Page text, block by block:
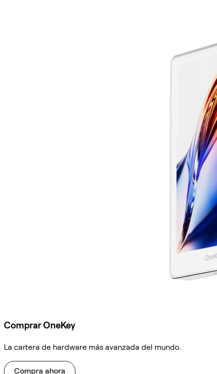
Comprar OneKey
La cartera de hardware más avanzada del mundo.
Compra ahora